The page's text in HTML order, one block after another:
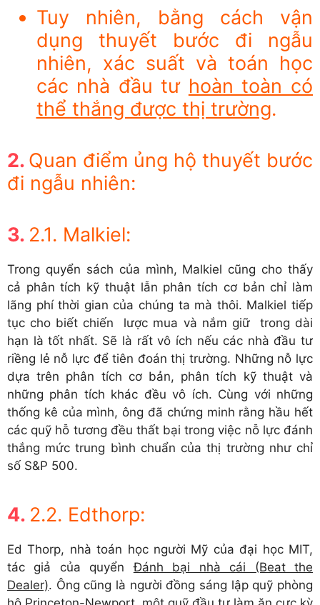
Tuy nhiên, bằng cách vận
dụng thuyết bước đi ngẫu
nhiên, xác suất và toán học
các nhà đầu tư hoàn toàn có
thể thắng được thị trường.
Quan điểm ủng hộ thuyết bước
đi ngẫu nhiên:
2.1. Malkiel:
Trong quyển sách của mình, Malkiel cũng cho thấy
cả phân tích kỹ thuật lẫn phân tích cơ bản chỉ làm
lãng phí thời gian của chúng ta mà thôi. Malkiel tiếp
tục cho biết chiến lược mua và nắm giữ trong dài
hạn là tốt nhất. Sẽ là rất vô ích nếu các nhà đầu tư
riềng lẻ nỗ lực để tiên đoán thị trường. Những nỗ lực
dựa trên phân tích cơ bản, phân tích kỹ thuật và
những phân tích khác đều vô ích. Cùng với những
thống kê của mình, ông đã chứng minh rằng hầu hết
các quỹ hỗ tương đều thất bại trong việc nỗ lực đánh
thắng mức trung bình chuẩn của thị trường như chỉ
số S&P 500.
2.2. Edthorp:
Ed Thorp, nhà toán học người Mỹ của đại học MIT,
tác giả của quyểnĐánh bại nhà cái (Beat the
Dealer). Ông cũng là người đồng sáng lập quỹ phòng